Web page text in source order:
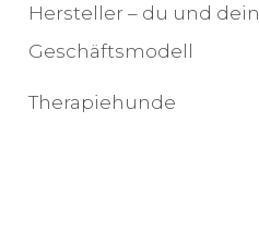
Hersteller – du und
Geschäftsmodell
Therapiehunde